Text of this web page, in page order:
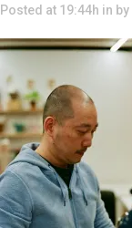
Posted at 19:44h in by